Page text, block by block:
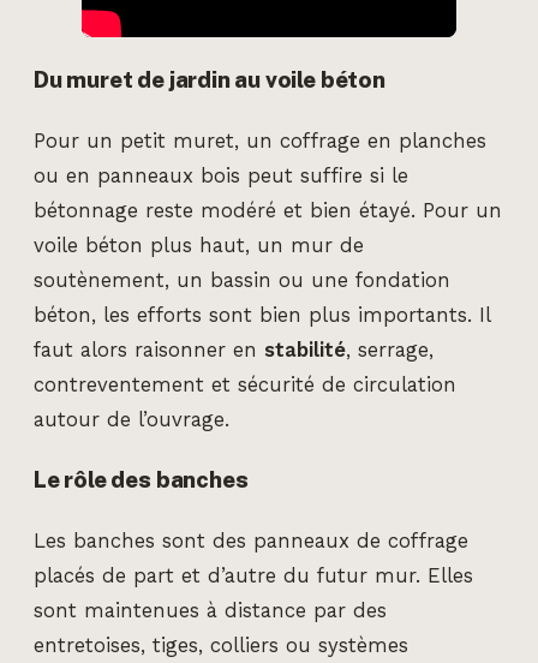
Du muret de jardin au voile béton
Pour un petit muret, un coffrage en planches
ou en panneaux bois peut suffire si le
bétonnage reste modéré et bien étayé. Pour un
voile béton plus haut, un mur de
soutènement, un bassin ou une fondation
béton, les efforts sont bien plus importants. Il
faut alors raisonner en stabilité, serrage,
contreventement et sécurité de circulation
autour de l’ouvrage.
Le rôle des banches
Les banches sont des panneaux de coffrage
placés de part et d’autre du futur mur. Elles
sont maintenues à distance par des
entretoises, tiges, colliers ou systèmes